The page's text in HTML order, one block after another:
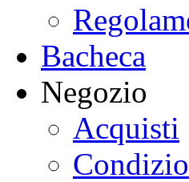
Bacheca
Negozio
Acquisti